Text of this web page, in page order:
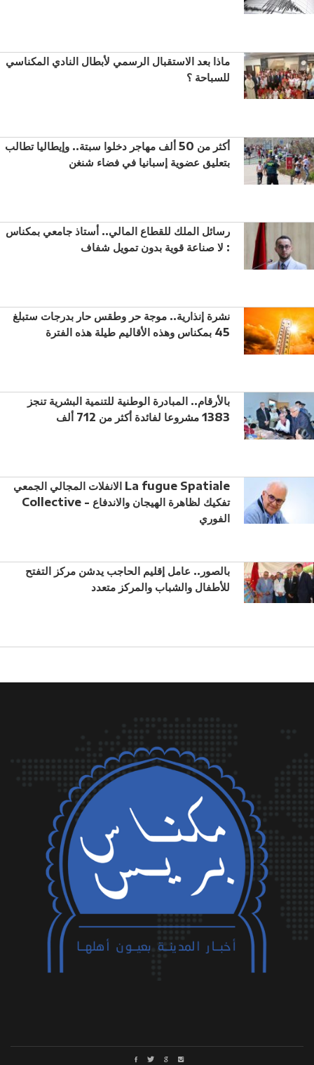
ماذا بعد الاستقبال الرسمي لأبطال النادي المكناسي
للسباحة ؟
أكثر من 50 ألف مهاجر دخلوا سبتة.. وإيطاليا تطالب
بتعليق عضوية إسبانيا في فضاء شنغن
رسائل الملك للقطاع المالي.. أستاذ جامعي بمكناس
: لا صناعة قوية بدون تمويل شفاف
نشرة إنذارية.. موجة حر وطقس حار بدرجات ستبلغ
45 بمكناس وهذه الأقاليم طيلة هذه الفترة
بالأرقام.. المبادرة الوطنية للتنمية البشرية تنجز
1383 مشروعا لفائدة أكثر من 712 ألف
الانفلات المجالي الجمعي La fugue Spatiale
Collective - تفكيك لظاهرة الهيجان والاندفاع
الفوري
بالصور.. عامل إقليم الحاجب يدشن مركز التفتح
للأطفال والشباب والمركز متعدد